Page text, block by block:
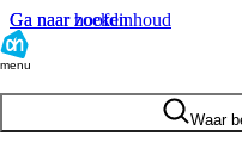
Ga naar hoofdinhoud
Ga naar zoeken
menu
Waar